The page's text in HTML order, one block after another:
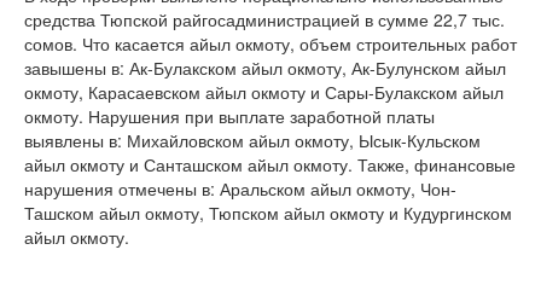
средства Тюпской райгосадминистрацией в сумме 22,7 тыс.
сомов. Что касается айыл окмоту, объем строительных работ
завышены в: Ак-Булакском айыл окмоту, Ак-Булунском айыл
окмоту, Карасаевском айыл окмоту и Сары-Булакском айыл
окмоту. Нарушения при выплате заработной платы
выявлены в: Михайловском айыл окмоту, Ысык-Кульском
айыл окмоту и Санташском айыл окмоту. Также, финансовые
нарушения отмечены в: Аральском айыл окмоту, Чон-
Ташском айыл окмоту, Тюпском айыл окмоту и Кудургинском
айыл окмоту.